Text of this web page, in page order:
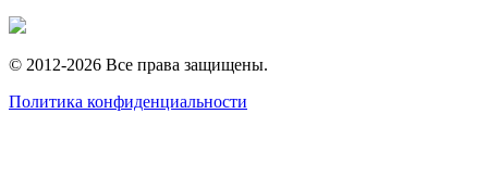
© 2012-2026 Все права защищены.
Политика конфиденциальности